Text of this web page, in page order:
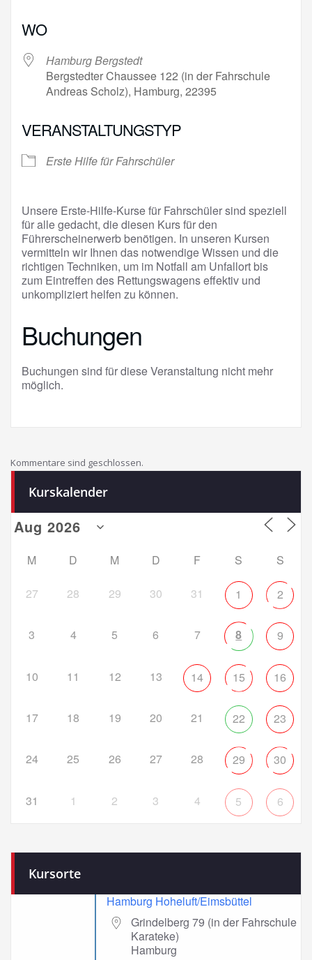
WO
Hamburg Bergstedt
Bergstedter Chaussee 122 (in der Fahrschule
Andreas Scholz), Hamburg, 22395
VERANSTALTUNGSTYP
Erste Hilfe für Fahrschüler
Unsere Erste-Hilfe-Kurse für Fahrschüler sind speziell
für alle gedacht, die diesen Kurs für den
Führerscheinerwerb benötigen. In unseren Kursen
vermitteln wir Ihnen das notwendige Wissen und die
richtigen Techniken, um im Notfall am Unfallort bis
zum Eintreffen des Rettungswagens effektiv und
unkompliziert helfen zu können.
Buchungen
Buchungen sind für diese Veranstaltung nicht mehr
möglich.
Kommentare sind geschlossen.
Kurskalender
M D M D F S S
27 28 29 30 31 1 2
3 4 5 6 7 8 9
10 11 12 13 14 15 16
17 18 19 20 21 22 23
24 25 26 27 28 29 30
31 1 2 3 4 5 6
Kursorte
Hamburg Hoheluft/Eimsbüttel
Grindelberg 79 (in der Fahrschule
Karateke)
Hamburg